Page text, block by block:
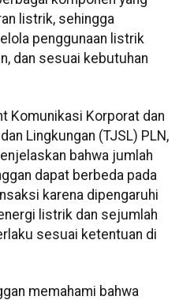
listrik, sehingga
penggunaan listrik
dan sesuai kebutuhan
Komunikasi Korporat dan
Lingkungan (TJSL) PLN,
bahwa jumlah
dapat berbeda pada
karena dipengaruhi
listrik dan sejumlah
sesuai ketentuan di
memahami bahwa